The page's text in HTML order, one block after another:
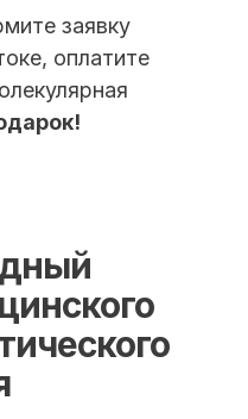
заявку
оплатите